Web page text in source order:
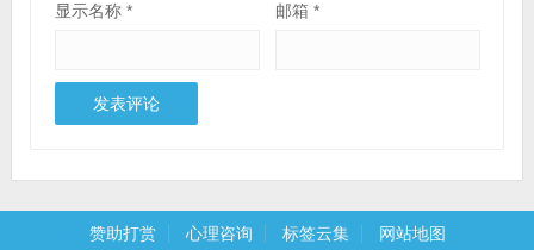
显示名称 * 邮箱*
赞助打赏 心理咨询 标签云集 网站地图